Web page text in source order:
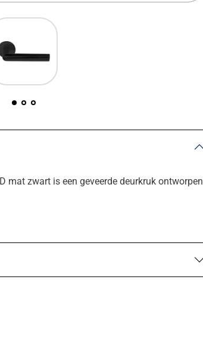
mat zwart is een geveerde deurkruk ontworpen